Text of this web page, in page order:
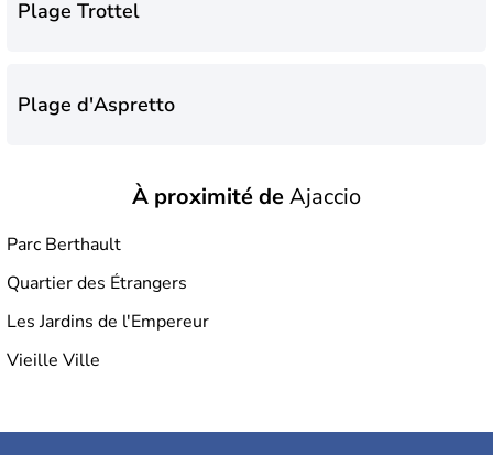
Plage Trottel
Plage d'Aspretto
Plage de Barbicaghja
Plage de l'Ariadne
À proximité deAjaccio
Parc Berthault
Quartier des Étrangers
Les Jardins de l'Empereur
Vieille Ville